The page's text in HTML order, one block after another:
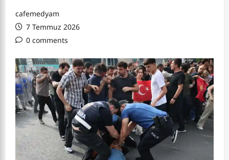
cafemedyam
7 Temmuz 2026
0 comments